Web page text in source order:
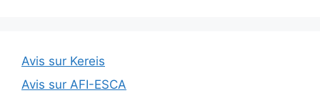
Avis sur Kereis
Avis sur AFI-ESCA